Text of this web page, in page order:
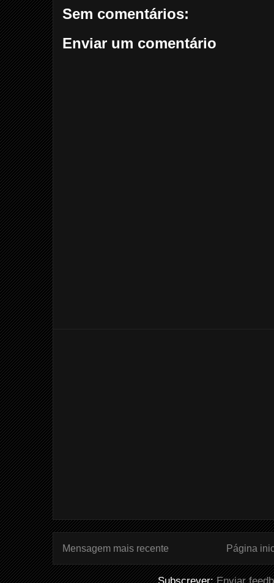
Sem comentários:
Enviar um comentário
Mensagem mais recente Página